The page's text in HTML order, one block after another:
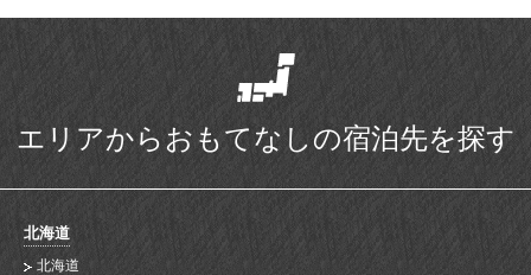
エリアからおもてなしの宿泊先を探す
北海道
北海道